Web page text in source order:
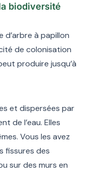
biodiversité
d’arbre à papillon
de colonisation
produire jusqu’à
et dispersées par
de l’eau. Elles
Vous les avez
fissures des
sur des murs en